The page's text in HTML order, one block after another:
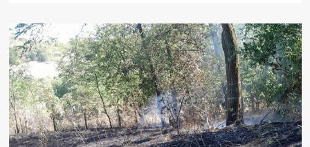
Incendiu
un
fânar
în
Golești
–
o
capră
a